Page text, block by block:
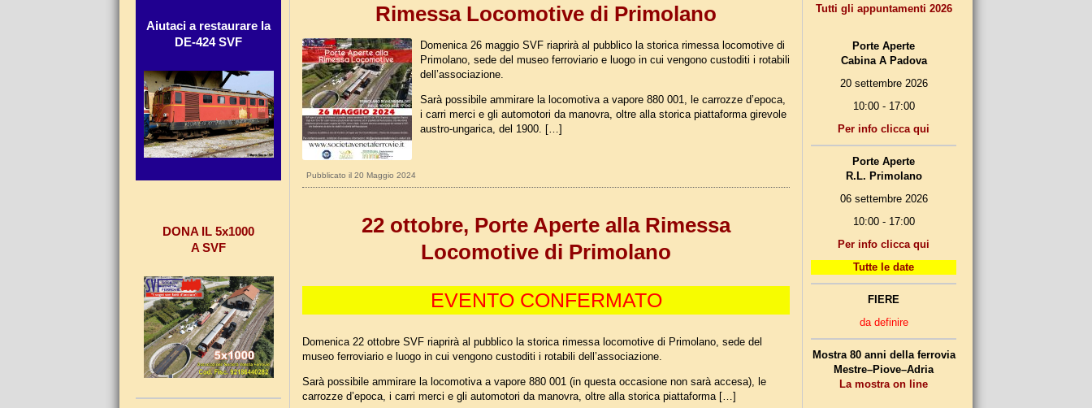
Aiutaci a restaurare la
DE-424 SVF
DONA IL 5x1000
A SVF
Rimessa Locomotive di Primolano
Domenica 26 maggio SVF riaprirà al pubblico la storica rimessa locomotive di
Primolano, sede del museo ferroviario e luogo in cui vengono custoditi i rotabili
dell’associazione.
Sarà possibile ammirare la locomotiva a vapore 880 001, le carrozze d’epoca,
i carri merci e gli automotori da manovra, oltre alla storica piattaforma girevole
austro-ungarica, del 1900. […]
Pubblicato il 20 Maggio 2024
22 ottobre, Porte Aperte alla Rimessa
Locomotive di Primolano
EVENTO CONFERMATO
Domenica 22 ottobre SVF riaprirà al pubblico la storica rimessa locomotive di Primolano, sede del
museo ferroviario e luogo in cui vengono custoditi i rotabili dell’associazione.
Sarà possibile ammirare la locomotiva a vapore 880 001 (in questa occasione non sarà accesa), le
carrozze d’epoca, i carri merci e gli automotori da manovra, oltre alla storica piattaforma […]
Tutti gli appuntamenti 2026
Porte Aperte
Cabina A Padova
20 settembre 2026
10:00 - 17:00
Per info clicca qui
Porte Aperte
R.L. Primolano
06 settembre 2026
10:00 - 17:00
Per info clicca qui
Tutte le date
FIERE
da definire
Mostra 80 anni della ferrovia
Mestre–Piove–Adria
La mostra on line